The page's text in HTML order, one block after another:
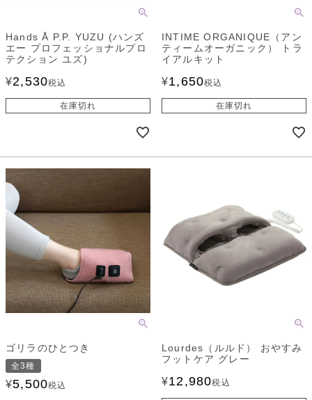
Hands Å P.P. YUZU (ハンズ
エー プロフェッショナルプロ
テクション ユズ)
¥2,530税込
在庫切れ
INTIME ORGANIQUE（アン
ティームオーガニック） トラ
イアルキット
¥1,650税込
在庫切れ
ゴリラのひとつき
全3種
¥5,500税込
Lourdes（ルルド） おやすみ
フットケア グレー
¥12,980税込